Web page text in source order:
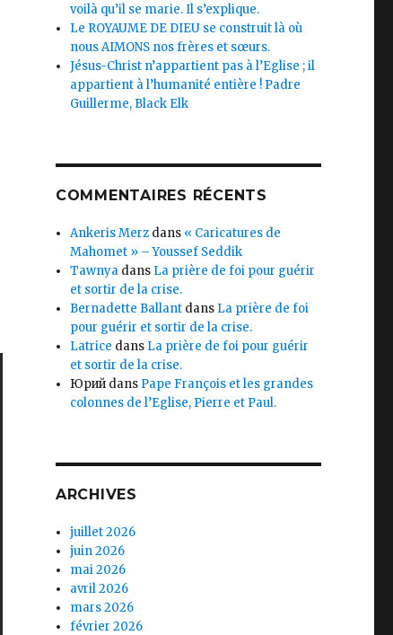
voilà qu’il se marie. Il s’explique.
Le ROYAUME DE DIEU se construit là où
nous AIMONS nos frères et sœurs.
Jésus-Christ n’appartient pas à l’Eglise ; il
appartient à l’humanité entière ! Padre
Guillerme, Black Elk
COMMENTAIRES RÉCENTS
Ankeris Merz dans « Caricatures de
Mahomet » – Youssef Seddik
Tawnya dans La prière de foi pour guérir
et sortir de la crise.
Bernadette Ballant dans La prière de foi
pour guérir et sortir de la crise.
Latrice dans La prière de foi pour guérir
et sortir de la crise.
Юрий dans Pape François et les grandes
colonnes de l’Eglise, Pierre et Paul.
ARCHIVES
juillet 2026
juin 2026
mai 2026
avril 2026
mars 2026
février 2026